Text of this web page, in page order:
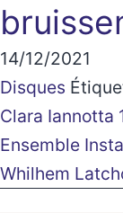
14/12/2021
Disques
Clara Iannotta
Ensemble
Whilhem